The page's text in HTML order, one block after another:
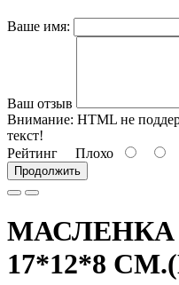
Ваше имя:
Ваш отзыв
Внимание: HTML не
текст!
Рейтинг Плохо
Продолжить
МАСЛЕНКА
17*12*8